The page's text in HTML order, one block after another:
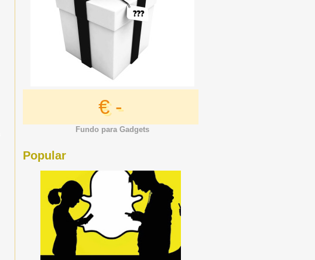
€ -
Fundo para Gadgets
Popular